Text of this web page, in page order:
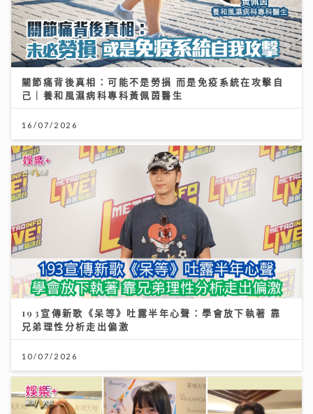
關節痛背後真相：可能不是勞損 而是免疫系統在攻擊自
己｜養和風濕病科專科黃佩茵醫生
16/07/2026
193宣傳新歌《呆等》吐露半年心聲：學會放下執著 靠
兄弟理性分析走出偏激
10/07/2026